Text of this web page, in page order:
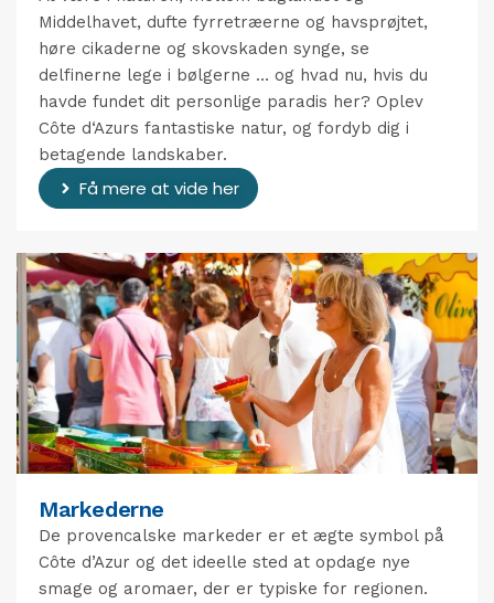
Middelhavet, dufte fyrretræerne og havsprøjtet,
høre cikaderne og skovskaden synge, se
delfinerne lege i bølgerne … og hvad nu, hvis du
havde fundet dit personlige paradis her? Oplev
Côte d‘Azurs fantastiske natur, og fordyb dig i
betagende landskaber.
Få mere at vide her
Markederne
De provencalske markeder er et ægte symbol på
Côte d’Azur og det ideelle sted at opdage nye
smage og aromaer, der er typiske for regionen.